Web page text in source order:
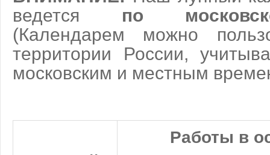
ведется по
(Календарем можно
территории России,
московским и местным
Работы в